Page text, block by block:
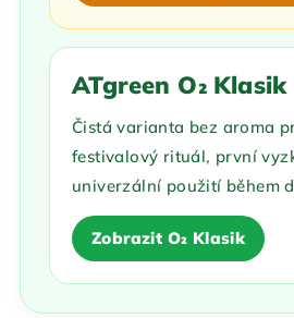
ATgreen O₂ Klasik
Čistá varianta bez aroma
festivalový rituál, první
univerzální použití během
Zobrazit O₂ Klasik